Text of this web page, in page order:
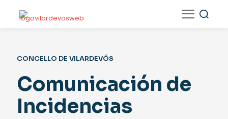
CONCELLO DE VILARDEVÓS
Comunicación de
Incidencias